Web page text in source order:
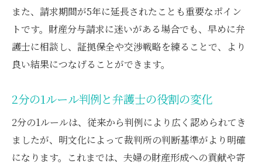
また、請求期間が5年に延長されたことも重要なポイン
トです。財産分与請求に迷いがある場合でも、早めに弁
護士に相談し、証拠保全や交渉戦略を練ることで、より
良い結果につなげることができます。
2分の1ルール判例と弁護士の役割の変化
2分の1ルールは、従来から判例により広く認められてき
ましたが、明文化によって裁判所の判断基準がより明確
になります。これまでは、夫婦の財産形成への貢献や寄